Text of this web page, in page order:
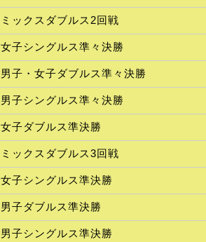
ミックスダブルス2回戦
女子シングルス準々決勝
男子・女子ダブルス準々決勝
男子シングルス準々決勝
女子ダブルス準決勝
ミックスダブルス3回戦
女子シングルス準決勝
男子ダブルス準決勝
男子シングルス準決勝